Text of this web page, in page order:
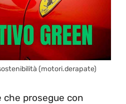
(motori.derapate)
che prosegue con